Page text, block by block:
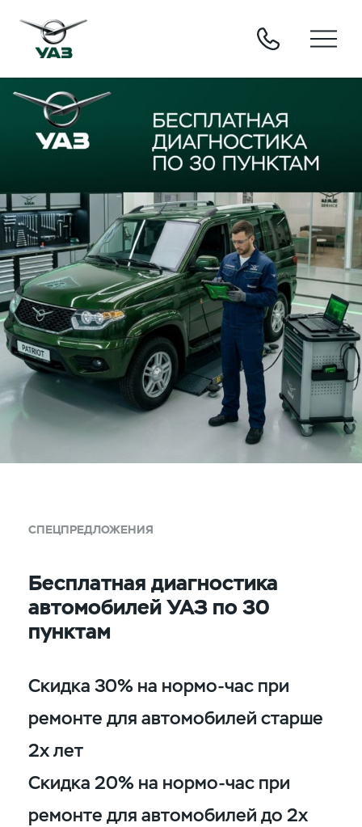
СПЕЦПРЕДЛОЖЕНИЯ
Бесплатная диагностика
автомобилей УАЗ по 30
пунктам
Скидка 30% на нормо-час при
ремонте для автомобилей старше
2х лет
Скидка 20% на нормо-час при
ремонте для автомобилей до 2х